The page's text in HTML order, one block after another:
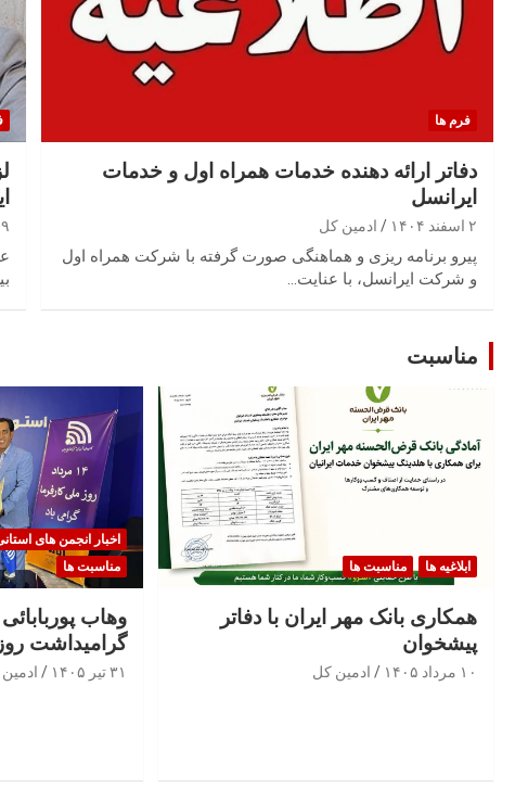
فرم ها
دفاتر ارائه دهنده خدمات همراه اول و خدمات
ایرانسل
۲ اسفند ۱۴۰۴ ادمین کل
پیرو برنامه ریزی و هماهنگی صورت گرفته با شرکت همراه اول
و شرکت ایرانسل، با عنایت…
۲۹
مناسبت
ابلاغیه ها مناسبت ها
همکاری بانک مهر ایران با دفاتر
پیشخوان
۱۰ مرداد ۱۴۰۵ ادمین کل
اخبار انجمن های
مناسبت ها
وهاب
گرامیداشت
۳۱ تیر ۱۴۰۵